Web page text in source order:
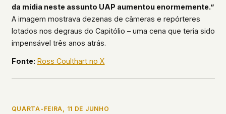
da mídia neste assunto UAP aumentou enormemente.”
A imagem mostrava dezenas de câmeras e repórteres
lotados nos degraus do Capitólio – uma cena que teria sido
impensável três anos atrás.
Fonte: Ross Coulthart no X
QUARTA-FEIRA, 11 DE JUNHO